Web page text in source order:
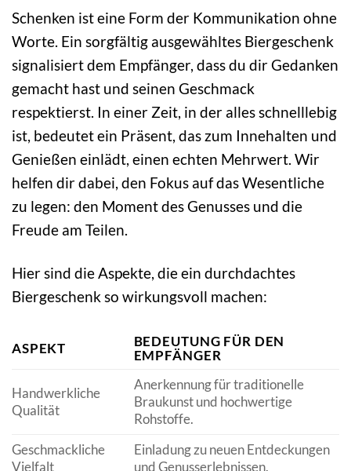
Schenken ist eine Form der Kommunikation ohne
Worte. Ein sorgfältig ausgewähltes Biergeschenk
signalisiert dem Empfänger, dass du dir Gedanken
gemacht hast und seinen Geschmack
respektierst. In einer Zeit, in der alles schnelllebig
ist, bedeutet ein Präsent, das zum Innehalten und
Genießen einlädt, einen echten Mehrwert. Wir
helfen dir dabei, den Fokus auf das Wesentliche
zu legen: den Moment des Genusses und die
Freude am Teilen.
Hier sind die Aspekte, die ein durchdachtes
Biergeschenk so wirkungsvoll machen:
ASPEKT
BEDEUTUNG FÜR DEN
EMPFÄNGER
Handwerkliche
Qualität
Anerkennung für traditionelle
Braukunst und hochwertige
Rohstoffe.
Geschmackliche
Vielfalt
Einladung zu neuen Entdeckungen
und Genusserlebnissen.